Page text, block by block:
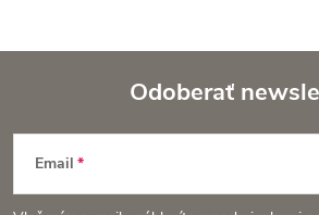
Z
á
Odoberať
Email